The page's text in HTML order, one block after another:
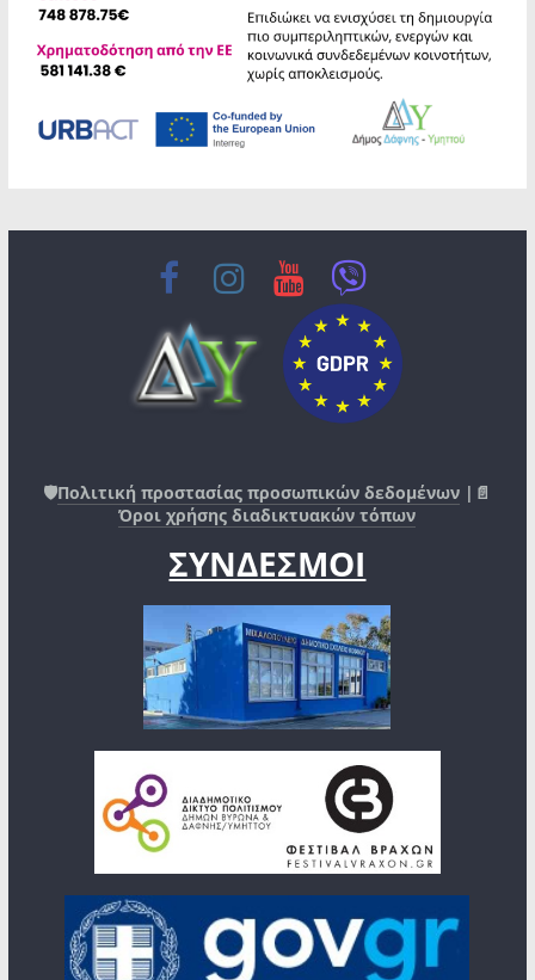
🛡️Πολιτική προστασίας προσωπικών δεδομένων |📄
Όροι χρήσης διαδικτυακών τόπων
ΣΥΝΔΕΣΜΟΙ